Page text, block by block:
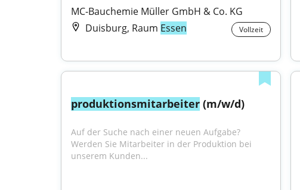
MC-Bauchemie Müller GmbH & Co. KG
Duisburg, Raum Essen Vollzeit
produktionsmitarbeiter (m/w/d)
Auf der Suche nach einer neuen Aufgabe?
Werden Sie Mitarbeiter in der Produktion bei
unserem Kunden...